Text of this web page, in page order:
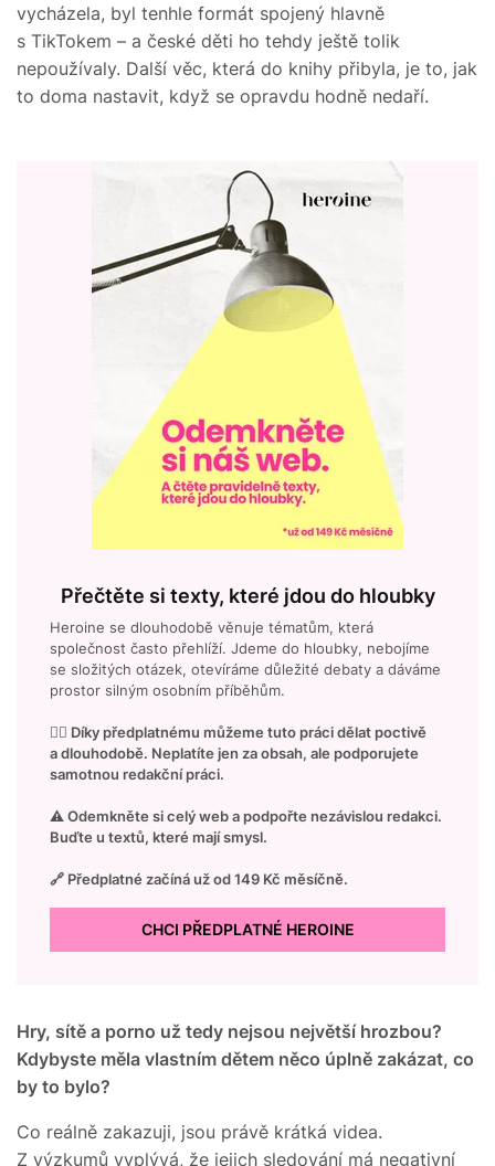
vycházela, byl tenhle formát spojený hlavně
s TikTokem – a české děti ho tehdy ještě tolik
nepoužívaly. Další věc, která do knihy přibyla, je to, jak
to doma nastavit, když se opravdu hodně nedaří.
Přečtěte si texty, které jdou do hloubky
Heroine se dlouhodobě věnuje tématům, která
společnost často přehlíží. Jdeme do hloubky, nebojíme
se složitých otázek, otevíráme důležité debaty a dáváme
prostor silným osobním příběhům.
👉🏻 Díky předplatnému můžeme tuto práci dělat poctivě
a dlouhodobě. Neplatíte jen za obsah, ale podporujete
samotnou redakční práci.
⚠️ Odemkněte si celý web a podpořte nezávislou redakci.
Buďte u textů, které mají smysl.
🔗 Předplatné začíná už od 149 Kč měsíčně.
CHCI PŘEDPLATNÉ HEROINE
Hry, sítě a porno už tedy nejsou největší hrozbou?
Kdybyste měla vlastním dětem něco úplně zakázat, co
by to bylo?
Co reálně zakazuji, jsou právě krátká videa.
Z výzkumů vyplývá, že jejich sledování má negativní